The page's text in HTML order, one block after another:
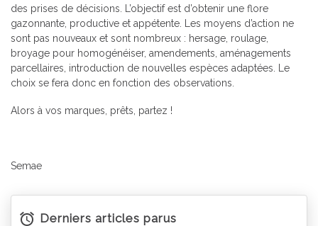
des prises de décisions. L’objectif est d’obtenir une flore
gazonnante, productive et appétente. Les moyens d’action ne
sont pas nouveaux et sont nombreux : hersage, roulage,
broyage pour homogénéiser, amendements, aménagements
parcellaires, introduction de nouvelles espèces adaptées. Le
choix se fera donc en fonction des observations.
Alors à vos marques, prêts, partez !
Semae
Derniers articles parus